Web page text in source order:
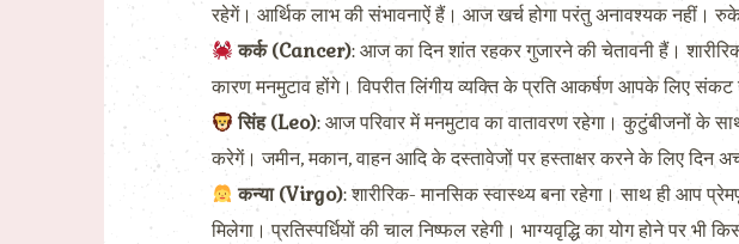
रहेगें। आर्थिक लाभ की संभावनाऐं हैं। आज खर्च होगा परंतु अनावश्यक नहीं। रुके
कर्क (Cancer): आज का दिन शांत रहकर गुजारने की चेतावनी हैं।
कारण मनमुटाव होंगे। विपरीत लिंगीय व्यक्ति के प्रति आकर्षण आपके लिए
सिंह (Leo): आज परिवार में मनमुटाव का वातावरण रहेगा। कुटुंबीजनों के
करेगें। जमीन, मकान, वाहन आदि के दस्तावेजों पर हस्ताक्षर करने के लिए दिन
कन्या (Virgo): शारीरिक- मानसिक स्वास्थ्य बना रहेगा। साथ ही आप
मिलेगा। प्रतिस्पर्धियों की चाल निष्फल रहेगी। भाग्यवृद्धि का योग होने पर भी